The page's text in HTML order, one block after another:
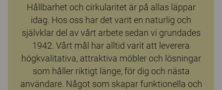
Hållbarhet och cirkularitet är på allas läppar
idag. Hos oss har det varit en naturlig och
självklar del av vårt arbete sedan vi grundades
1942. Vårt mål har alltid varit att leverera
högkvalitativa, attraktiva möbler och lösningar
som håller riktigt länge, för dig och nästa
användare. Något som skapar funktionella och